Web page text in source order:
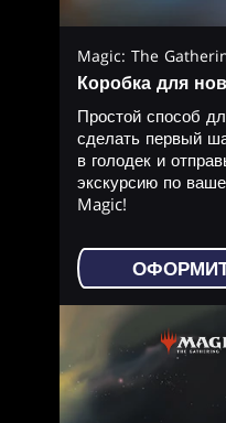
Magic: The
Коробка для
Простой способ
сделать первый
в голодек и
экскурсию по
Magic!